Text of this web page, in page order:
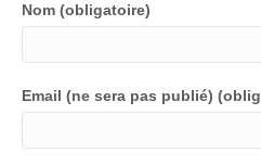
Nom (obligatoire)
Email (ne sera pas publié)